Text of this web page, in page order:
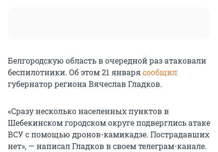
Белгородскую область в очередной раз атаковали
беспилотники. Об этом 21 январясообщил
губернатор региона Вячеслав Гладков.
«Сразу несколько населенных пунктов в
Шебекинском городском округе подверглись атаке
ВСУ с помощью дронов-камикадзе. Пострадавших
нет», — написал Гладков в своем телеграм-канале.